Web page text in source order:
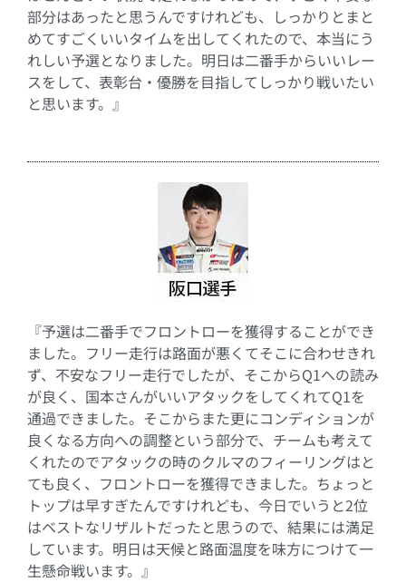
部分はあったと思うんですけれども、しっかりとまと
めてすごくいいタイムを出してくれたので、本当にう
れしい予選となりました。明日は二番手からいいレー
スをして、表彰台・優勝を目指してしっかり戦いたい
と思います。』
『予選は二番手でフロントローを獲得することができ
ました。フリー走行は路面が悪くてそこに合わせきれ
ず、不安なフリー走行でしたが、そこからQ1への読み
が良く、国本さんがいいアタックをしてくれてQ1を
通過できました。そこからまた更にコンディションが
良くなる方向への調整という部分で、チームも考えて
くれたのでアタックの時のクルマのフィーリングはと
ても良く、フロントローを獲得できました。ちょっと
トップは早すぎたんですけれども、今日でいうと2位
はベストなリザルトだったと思うので、結果には満足
しています。明日は天候と路面温度を味方につけて一
生懸命戦います。』